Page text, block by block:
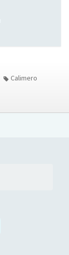
Calimero